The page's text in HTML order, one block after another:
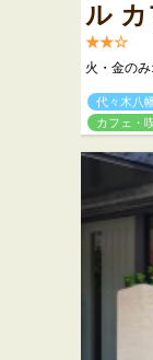
ル
★★☆
火・金の
代々木八
カフェ・